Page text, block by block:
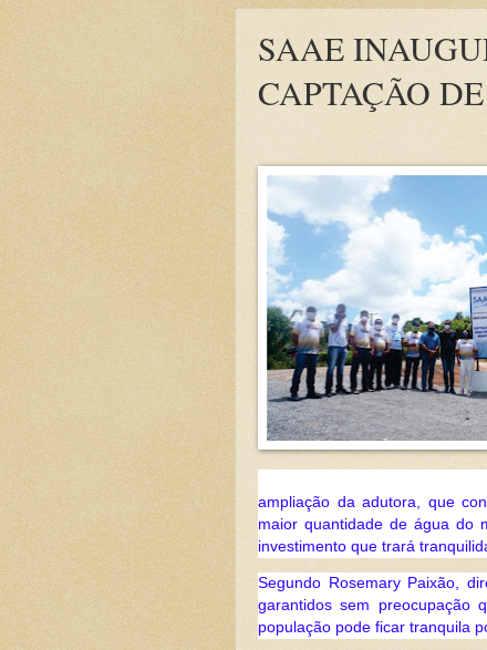
SAAE
CAPTAÇÃO
ampliação da adutora, que
maior quantidade de água do
investimento que trará
Segundo Rosemary Paixão,
garantidos sem preocupação
população pode ficar tranquila